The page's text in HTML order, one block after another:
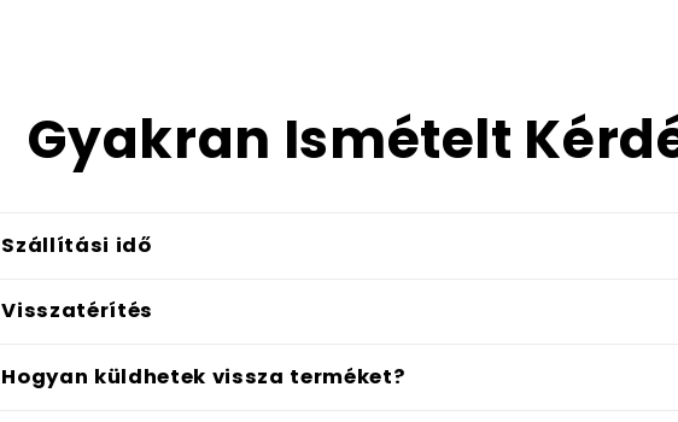
Gyakran Ismételt
Szállítási idő
Visszatérítés
Hogyan küldhetek vissza terméket?